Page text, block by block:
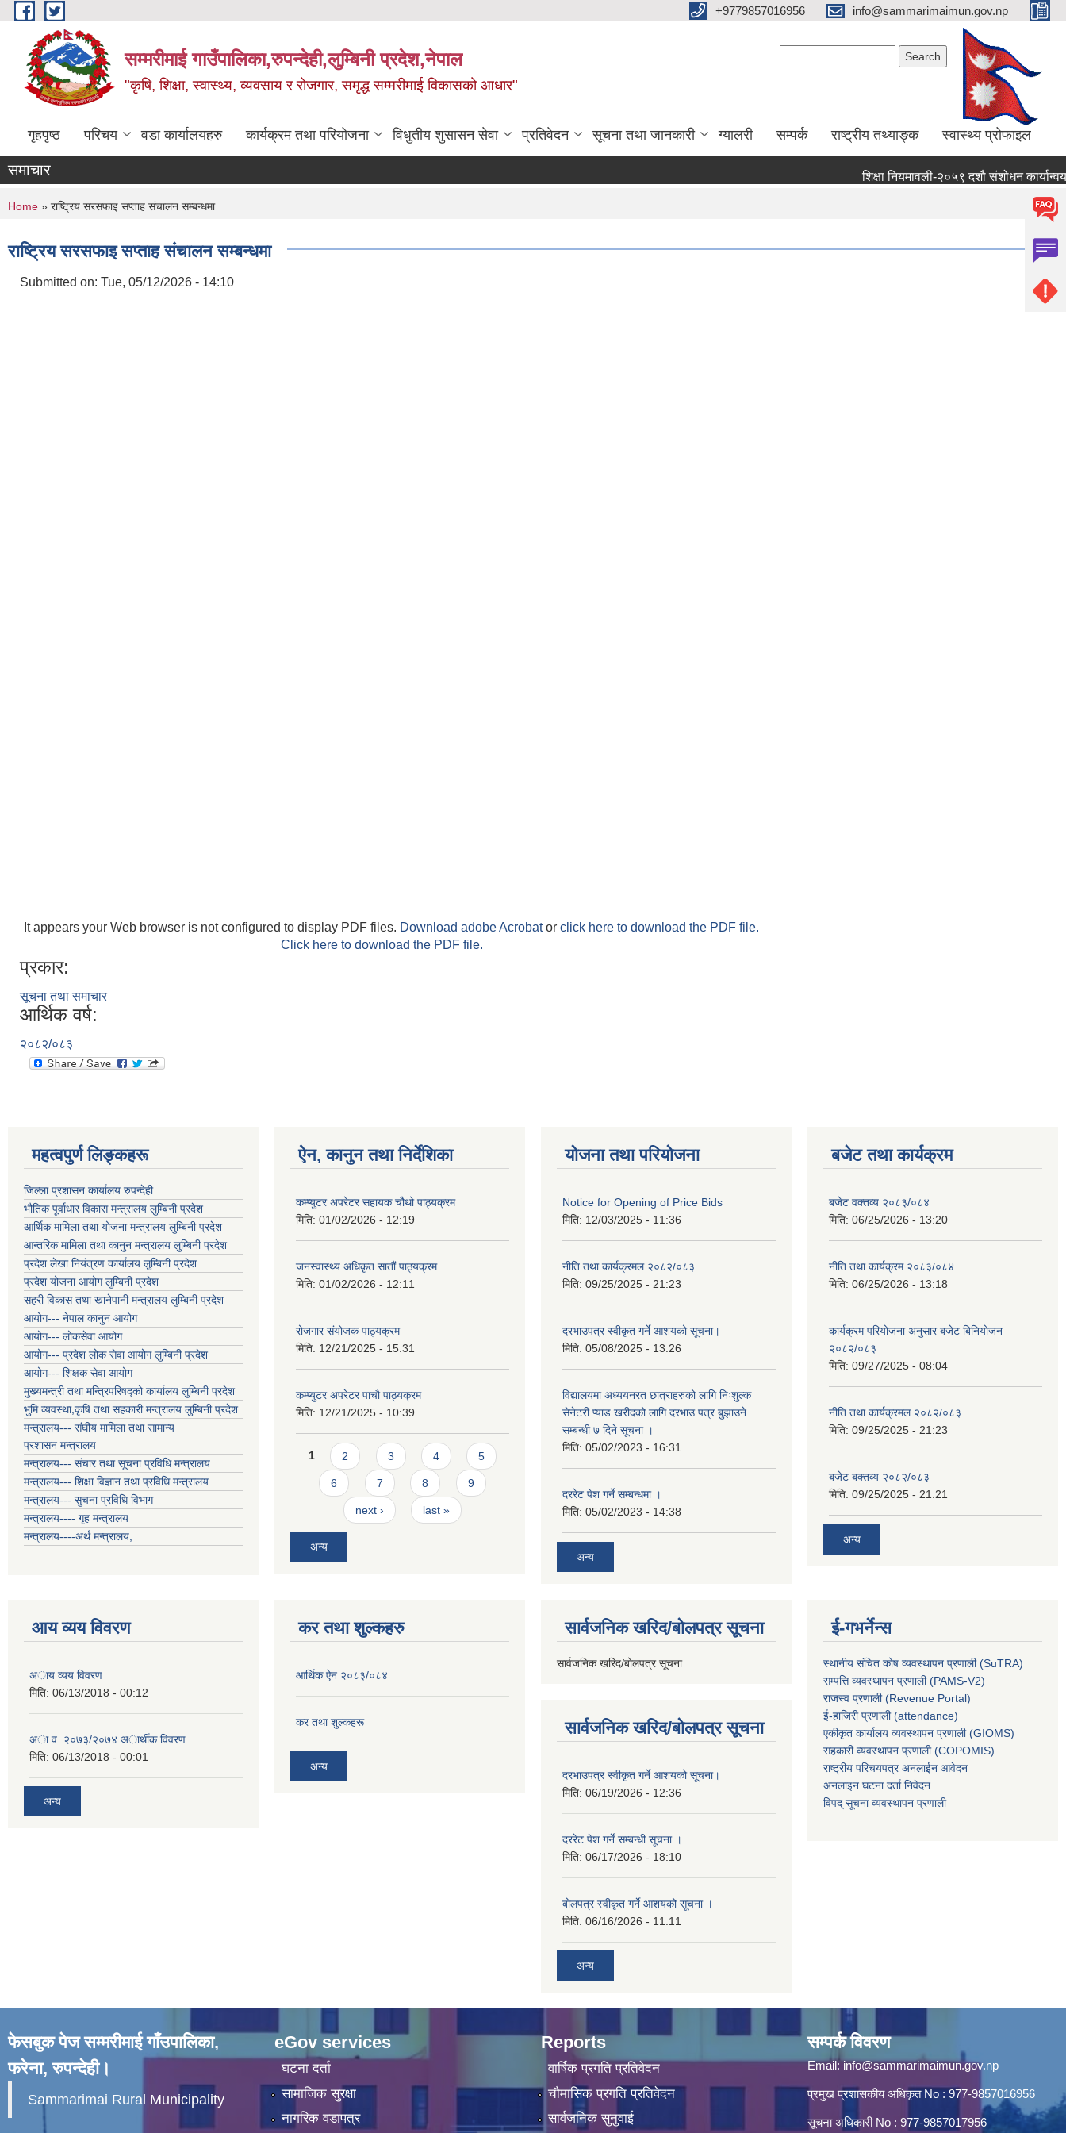
Skip to main content +9779857016956 info@sammarimaimun.gov.np
सम्मरीमाई गाउँपालिका,रुपन्देही,लुम्बिनी प्रदेश,नेपाल
"कृषि, शिक्षा, स्वास्थ्य, व्यवसाय र रोजगार, समृद्ध सम्मरीमाई विकासको आधार"
गृहपृष्ठ परिचय वडा कार्यालयहरु कार्यक्रम तथा परियोजना विधुतीय शुसासन सेवा प्रतिवेदन सूचना तथा जानकारी ग्यालरी सम्पर्क राष्ट्रीय तथ्याङ्क स्वास्थ्य प्रोफाइल
समाचार शिक्षा नियमावली-२०५९ दशौ संशोधन कार्यान्वयन
You are here
Home » राष्ट्रिय सरसफाइ सप्ताह संचालन सम्बन्धमा
राष्ट्रिय सरसफाइ सप्ताह संचालन सम्बन्धमा
Submitted on: Tue, 05/12/2026 - 14:10
It appears your Web browser is not configured to display PDF files. Download adobe Acrobator click here to download the PDF file.
Click here to download the PDF file.
प्रकार:
सूचना तथा समाचार
आर्थिक वर्ष:
२०८२/०८३
महत्वपुर्ण लिङ्कहरू
जिल्ला प्रशासन कार्यालय रुपन्देही
भौतिक पूर्वाधार विकास मन्त्रालय लुम्बिनी प्रदेश
आर्थिक मामिला तथा योजना मन्त्रालय लुम्बिनी प्रदेश
आन्तरिक मामिला तथा कानुन मन्त्रालय लुम्बिनी प्रदेश
प्रदेश लेखा नियंत्रण कार्यालय लुम्बिनी प्रदेश
प्रदेश योजना आयोग लुम्बिनी प्रदेश
सहरी विकास तथा खानेपानी मन्त्रालय लुम्बिनी प्रदेश
आयोग--- नेपाल कानुन आयोग
आयोग--- लोकसेवा आयोग
आयोग--- प्रदेश लोक सेवा आयोग लुम्बिनी प्रदेश
आयोग--- शिक्षक सेवा आयोग
मुख्यमन्त्री तथा मन्त्रिपरिषद्को कार्यालय लुम्बिनी प्रदेश
भुमि व्यवस्था,कृषि तथा सहकारी मन्त्रालय लुम्बिनी प्रदेश
मन्त्रालय--- संघीय मामिला तथा सामान्य
प्रशासन मन्त्रालय
मन्त्रालय--- संचार तथा सूचना प्रविधि मन्त्रालय
मन्त्रालय--- शिक्षा विज्ञान तथा प्रविधि मन्त्रालय
मन्त्रालय--- सुचना प्रविधि विभाग
मन्त्रालय---- गृह मन्त्रालय
मन्त्रालय----अर्थ मन्त्रालय,
ऐन, कानुन तथा निर्देशिका
कम्प्युटर अपरेटर सहायक चौथो पाठ्यक्रम
मिति: 01/02/2026 - 12:19
जनस्वास्थ्य अधिकृत सातौं पाठ्यक्रम
मिति: 01/02/2026 - 12:11
रोजगार संयोजक पाठ्यक्रम
मिति: 12/21/2025 - 15:31
कम्प्युटर अपरेटर पाचौ पाठ्यक्रम
मिति: 12/21/2025 - 10:39
Pages
1 2 3 4 5
6 7 8 9
next › last »
अन्य
योजना तथा परियोजना
Notice for Opening of Price Bids
मिति: 12/03/2025 - 11:36
नीति तथा कार्यक्रमल २०८२/०८३
मिति: 09/25/2025 - 21:23
दरभाउपत्र स्वीकृत गर्ने आशयको सूचना।
मिति: 05/08/2025 - 13:26
विद्यालयमा अध्ययनरत छात्राहरुको लागि निःशुल्क
सेनेटरी प्याड खरीदको लागि दरभाउ पत्र बुझाउने
सम्बन्धी ७ दिने सूचना ।
मिति: 05/02/2023 - 16:31
दररेट पेश गर्ने सम्बन्धमा ।
मिति: 05/02/2023 - 14:38
अन्य
बजेट तथा कार्यक्रम
बजेट वक्तव्य २०८३/०८४
मिति: 06/25/2026 - 13:20
नीति तथा कार्यक्रम २०८३/०८४
मिति: 06/25/2026 - 13:18
कार्यक्रम परियोजना अनुसार बजेट बिनियोजन
२०८२/०८३
मिति: 09/27/2025 - 08:04
नीति तथा कार्यक्रमल २०८२/०८३
मिति: 09/25/2025 - 21:23
बजेट बक्तव्य २०८२/०८३
मिति: 09/25/2025 - 21:21
अन्य
आय व्यय विवरण
अाय व्यय विवरण
मिति: 06/13/2018 - 00:12
अा.व. २०७३/२०७४ अार्थीक विवरण
मिति: 06/13/2018 - 00:01
अन्य
कर तथा शुल्कहरु
आर्थिक ऐन २०८३/०८४
कर तथा शुल्कहरू
अन्य
सार्वजनिक खरिद/बोलपत्र सूचना
सार्वजनिक खरिद/बोलपत्र सूचना
सार्वजनिक खरिद/बोलपत्र सूचना
दरभाउपत्र स्वीकृत गर्ने आशयको सूचना।
मिति: 06/19/2026 - 12:36
दररेट पेश गर्ने सम्बन्धी सूचना ।
मिति: 06/17/2026 - 18:10
बोलपत्र स्वीकृत गर्ने आशयको सूचना ।
मिति: 06/16/2026 - 11:11
अन्य
ई-गभर्नेन्स
स्थानीय संचित कोष व्यवस्थापन प्रणाली (SuTRA)
सम्पत्ति व्यवस्थापन प्रणाली (PAMS-V2)
राजस्व प्रणाली (Revenue Portal)
ई-हाजिरी प्रणाली (attendance)
एकीकृत कार्यालय व्यवस्थापन प्रणाली (GIOMS)
सहकारी व्यवस्थापन प्रणाली (COPOMIS)
राष्ट्रीय परिचयपत्र अनलाईन आवेदन
अनलाइन घटना दर्ता निवेदन
विपद् सूचना व्यवस्थापन प्रणाली
फेसबुक पेज सम्मरीमाई गाँउपालिका,
फरेना, रुपन्देही।
Sammarimai Rural Municipality
eGov services
घटना दर्ता
सामाजिक सुरक्षा
नागरिक वडापत्र
Reports
वार्षिक प्रगति प्रतिवेदन
चौमासिक प्रगति प्रतिवेदन
सार्वजनिक सुनुवाई
सम्पर्क विवरण
Email:info@sammarimaimun.gov.np
प्रमुख प्रशासकीय अधिकृत No : 977-9857016956
सूचना अधिकारी No : 977-9857017956